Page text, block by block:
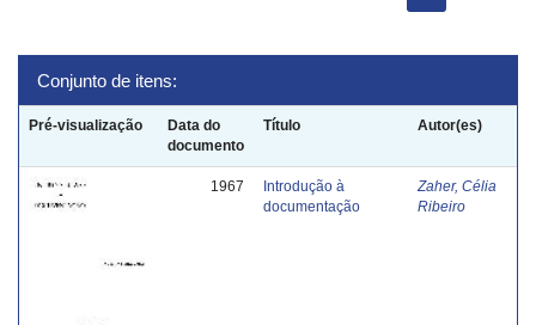
Conjunto de itens:
Pré-visualização
Data do
documento
Título Autor(es)
1967
Introdução à
documentação
Zaher, Célia
Ribeiro